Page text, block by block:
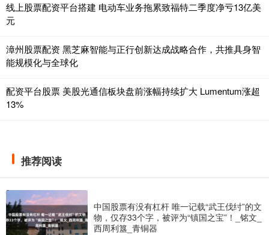
线上股票配资平台搭建 电动车业务拖累致福特二季度净亏13亿美
元
漳州股票配资 黑芝麻智能与正行创新达成战略合作，共推具身智
能规模化与全球化
配资平台股票 美股光通信板块盘前涨幅持续扩大 Lumentum涨超
13%
推荐阅读
中国股票有没有杠杆 唯一记载“武王伐纣”的文
物，仅存33个字，被评为“镇国之宝”！_铭文_
西周利簋_青铜器